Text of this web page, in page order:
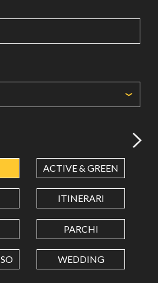
Use dot (.) as decimal separator.
ACTIVE & GREEN
ITINERARI
PARCHI
WEDDING